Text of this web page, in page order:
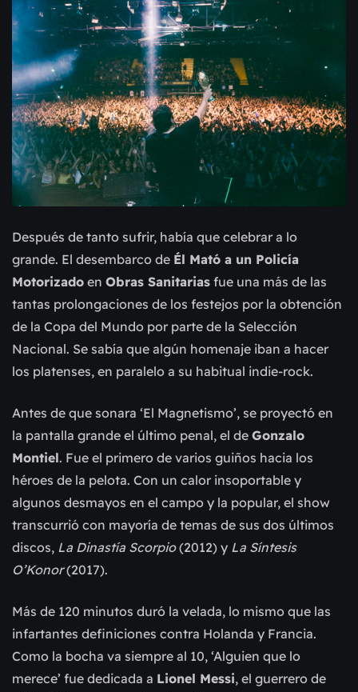
Después de tanto sufrir, había que celebrar a lo
grande. El desembarco de Él Mató a un Policía
Motorizado en Obras Sanitarias fue una más de las
tantas prolongaciones de los festejos por la obtención
de la Copa del Mundo por parte de la Selección
Nacional. Se sabía que algún homenaje iban a hacer
los platenses, en paralelo a su habitual indie-rock.
Antes de que sonara ‘El Magnetismo’, se proyectó en
la pantalla grande el último penal, el de Gonzalo
Montiel. Fue el primero de varios guiños hacia los
héroes de la pelota. Con un calor insoportable y
algunos desmayos en el campo y la popular, el show
transcurrió con mayoría de temas de sus dos últimos
discos, La Dinastía Scorpio(2012) y La Síntesis
O’Konor(2017).
Más de 120 minutos duró la velada, lo mismo que las
infartantes definiciones contra Holanda y Francia.
Como la bocha va siempre al 10, ‘Alguien que lo
merece’ fue dedicada a Lionel Messi, el guerrero de